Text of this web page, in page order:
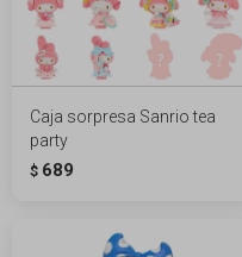
Caja sorpresa Sanrio tea
party
$ 689